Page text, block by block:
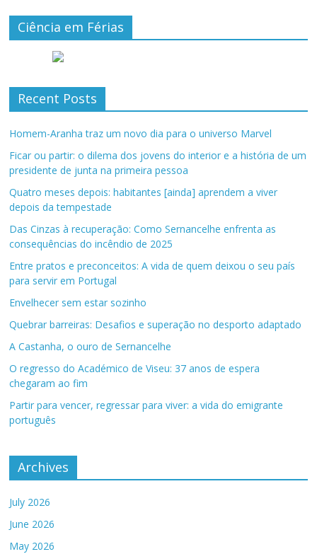
Ciência em Férias
Recent Posts
Homem-Aranha traz um novo dia para o universo Marvel
Ficar ou partir: o dilema dos jovens do interior e a história de um
presidente de junta na primeira pessoa
Quatro meses depois: habitantes [ainda] aprendem a viver
depois da tempestade
Das Cinzas à recuperação: Como Sernancelhe enfrenta as
consequências do incêndio de 2025
Entre pratos e preconceitos: A vida de quem deixou o seu país
para servir em Portugal
Envelhecer sem estar sozinho
Quebrar barreiras: Desafios e superação no desporto adaptado
A Castanha, o ouro de Sernancelhe
O regresso do Académico de Viseu: 37 anos de espera
chegaram ao fim
Partir para vencer, regressar para viver: a vida do emigrante
português
Archives
July 2026
June 2026
May 2026